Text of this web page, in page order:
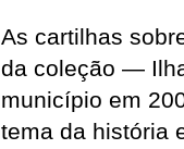
As cartilhas
da coleção —
município em
tema da história